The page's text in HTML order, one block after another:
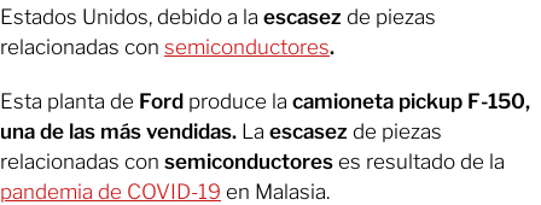
Estados Unidos, debido a la escasez de piezas
relacionadas con semiconductores.
Esta planta de Ford produce la camioneta pickup F-150,
una de las más vendidas. La escasez de piezas
relacionadas con semiconductores es resultado de la
pandemia de COVID-19 en Malasia.